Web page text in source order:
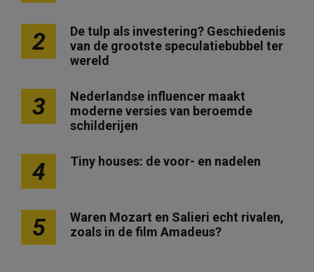
2
De tulp als investering? Geschiedenis
van de grootste speculatiebubbel ter
wereld
3
Nederlandse influencer maakt
moderne versies van beroemde
schilderijen
4 Tiny houses: de voor- en nadelen
5
Waren Mozart en Salieri echt rivalen,
zoals in de film Amadeus?